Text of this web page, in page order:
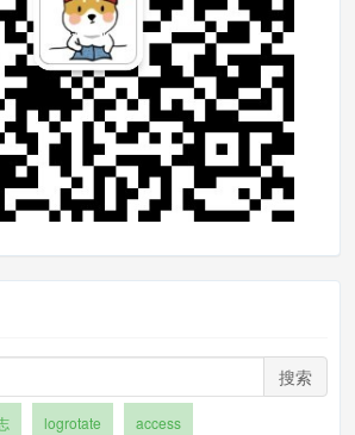
支持这个功能。
一提，一个程序可能输出了多
日志文件。每滚动一个就通知
所有日志文件不太划得来。有
的参数，让程序把所有日志
后，只通知一次。
新打开日志的功能，又不能粗
把正在输出的日志拷(copy)一份
搜索
logrotate access